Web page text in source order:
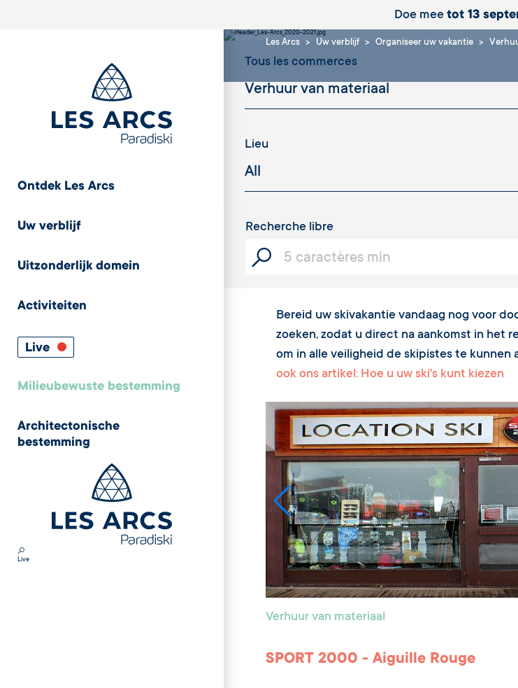
Doe mee tot 13
Ontdek Les Arcs
Uw verblijf
Uitzonderlijk domein
Activiteiten
Live
Milieubewuste bestemming
Architectonische
bestemming
Live
Les Arcs Uw verblijf Organiseer uw vakantie
Tous les commerces
Lieu
Recherche libre
Bereid uw skivakantie vandaag nog voor
zoeken, zodat u direct na aankomst in het
om in alle veiligheid de skipistes te kunnen
ook ons artikel: Hoe u uw ski's kunt kiezen
Verhuur van materiaal
SPORT 2000 - Aiguille Rouge